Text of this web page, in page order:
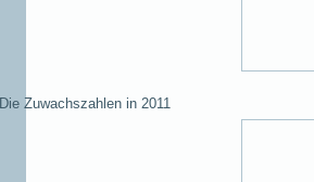
Die Zuwachszahlen in 2011